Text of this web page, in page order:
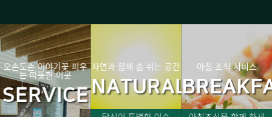
오손도손 이야기꽃 피우
는 따뜻한 이곳
SERVICE
자연과 함께 숨 쉬는 공간
NATURAL
아침 조식 서비스